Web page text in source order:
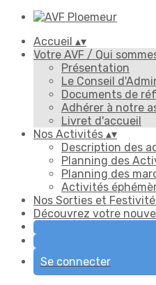
Accueil ▴▾
Votre AVF / Qui
Présentation
Le Conseil
Documents de
Adhérer à notre
Livret d'accueil
Nos Activités ▴▾
Description des
Planning des
Planning des
Activités
Nos Sorties et
Découvrez votre
Se connecter